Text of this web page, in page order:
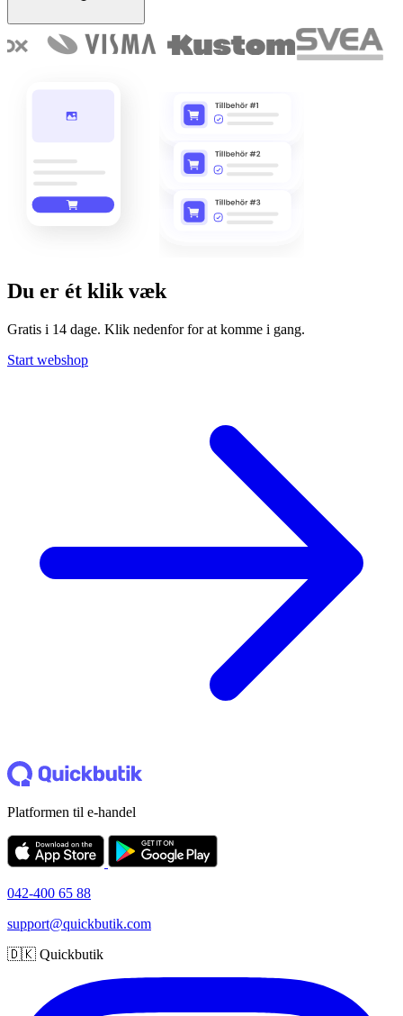
Du er ét klik væk
Gratis i 14 dage. Klik nedenfor for at komme i gang.
Start webshop
Platformen til e-handel
042-400 65 88
support@quickbutik.com
🇩🇰 Quickbutik